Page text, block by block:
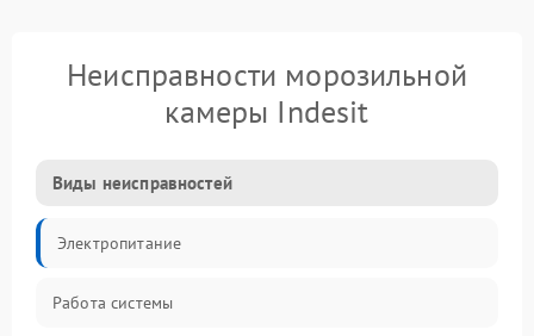
Неисправности морозильной
камеры Indesit
Виды неисправностей
Электропитание
Работа системы